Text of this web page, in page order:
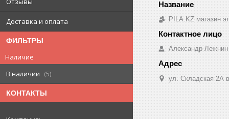
Доставка и оплата
ФИЛЬТРЫ
Наличие
В наличии
5
КОНТАКТЫ
PILA.KZ магазин
Александр Лежнин
ул. Складская 2А